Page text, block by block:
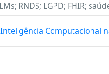
RNDS; LGPD; FHIR;
Computacional